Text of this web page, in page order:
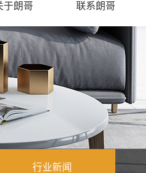
于朗哥 联系朗哥
行业新闻